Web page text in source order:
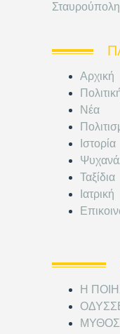
Αρχική
Νέα
Ιστορία
Ταξίδια
Ιατρική
Η
ΜΥΘΟΣ